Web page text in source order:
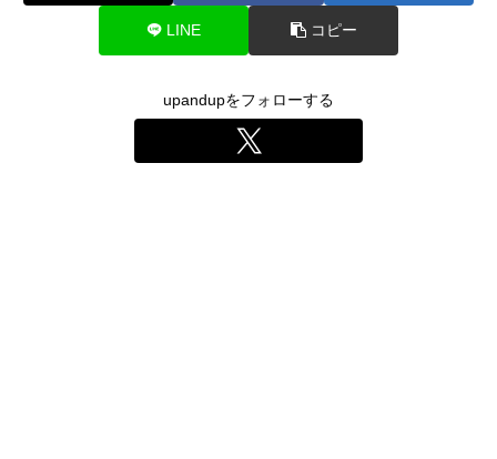
LINE コピー
upandupをフォローする